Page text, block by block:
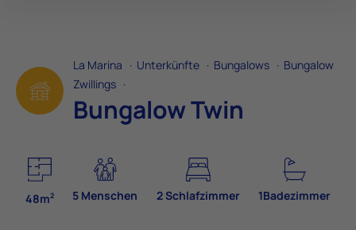
La Marina · Unterkünfte · Bungalows · Bungalow
Zwillings ·
Bungalow Twin
48m2 5 Menschen 2 Schlafzimmer 1Badezimmer